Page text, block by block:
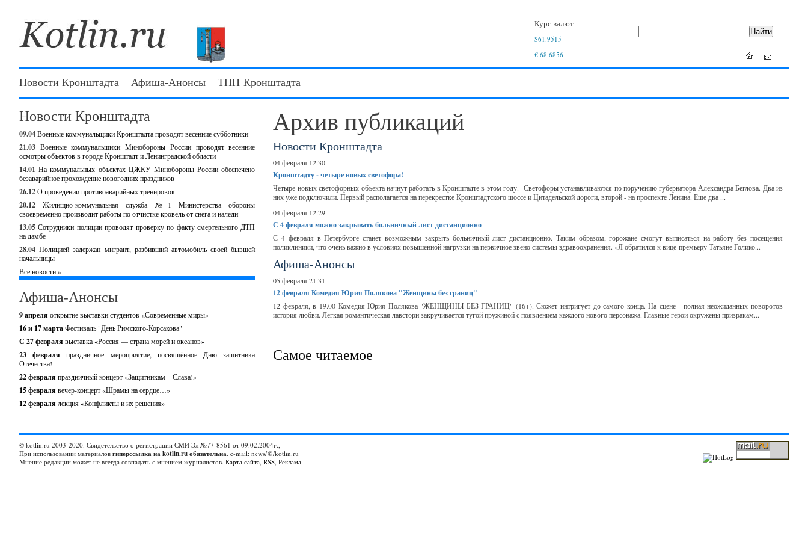
Курс валют
$61.9515
€ 68.6856
Новости Кронштадта Афиша-Анонсы ТПП Кронштадта
Новости Кронштадта
09.04Военные коммунальщики Кронштадта проводят весенние субботники
21.03 Военные коммунальщики Минобороны России проводят весенние
осмотры объектов в городе Кронштадт и Ленинградской области
14.01 На коммунальных объектах ЦЖКУ Минобороны России обеспечено
безаварийное прохождение новогодних праздников
26.12О проведении противоаварийных тренировок
20.12
Жилищно-коммунальная служба №1 Министерства обороны
своевременно производит работы по отчистке кровель от снега и наледи
13.05 Сотрудники полиции проводят проверку по факту смертельного ДТП
на дамбе
28.04 Полицией задержан мигрант, разбивший автомобиль своей бывшей
начальницы
Все новости »
Афиша-Анонсы
9 апреля открытие выставки студентов «Современные миры»
16 и 17 мартаФестиваль "День Римского-Корсакова"
С 27 февраля выставка «Россия — страна морей и океанов»
23 февраляпраздничное мероприятие, посвящённое Дню защитника
Отечества!
22 февраля праздничный концерт «Защитникам – Слава!»
15 февраля вечер-концерт «Шрамы на сердце…»
12 февраля лекция «Конфликты и их решения»
Архив публикаций
Новости Кронштадта
04 февраля 12:30
Кронштадту - четыре новых светофора!
Четыре новых светофорных объекта начнут работать в Кронштадте в этом году. Светофоры устанавливаются по поручению губернатора Александра Беглова. Два из
них уже подключили. Первый располагается на перекрестке Кронштадтского шоссе и Цитадельской дороги, второй - на проспекте Ленина. Еще два ...
04 февраля 12:29
С 4 февраля можно закрывать больничный лист дистанционно
С 4 февраля в Петербурге станет возможным закрыть больничный лист дистанционно. Таким образом, горожане смогут выписаться на работу без посещения
поликлиники, что очень важно в условиях повышенной нагрузки на первичное звено системы здравоохранения. «Я обратился к вице-премьеру Татьяне Голико...
Афиша-Анонсы
05 февраля 21:31
12 февраляКомедия Юрия Полякова "Женщины без границ"
12 февраля, в 19.00 Комедия Юрия Полякова "ЖЕНЩИНЫ БЕЗ ГРАНИЦ" (16+). Сюжет интригует до самого конца. На сцене - полная неожиданных поворотов
история любви. Легкая романтическая лавстори закручивается тугой пружиной с появлением каждого нового персонажа. Главные герои окружены призракам...
Самое читаемое
© kotlin.ru 2003-2020. Свидетельство о регистрации СМИ Эл №77-8561 от 09.02.2004г.,
При использовании материалов гиперссылка на kotlin.ru обязательна. e-mail: news/@/kotlin.ru
Мнение редакции может не всегда совпадать с мнением журналистов. Карта сайта, RSS, Реклама